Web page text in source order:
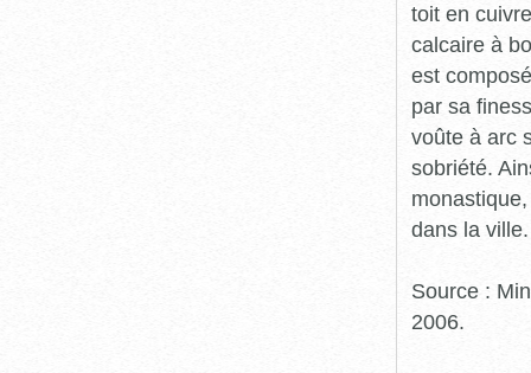
toit en
calcaire à
est
par sa
voûte à arc
sobriété.
dans la ville.
Source :
2006.